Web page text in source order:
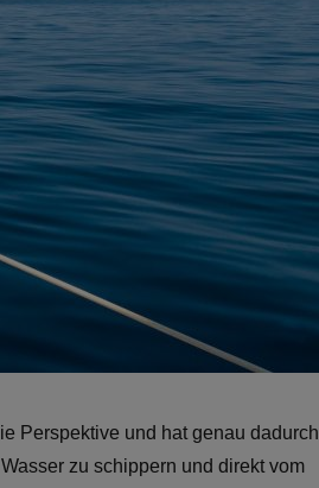
Perspektive und hat genau dadurch
zu schippern und direkt vom